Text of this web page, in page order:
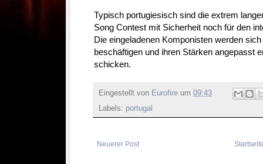
Typisch portugiesisch sind die extrem
Song Contest mit Sicherheit noch für den
Die eingeladenen Komponisten werden
beschäftigen und ihren Stärken angepasst
schicken.
Eingestellt von Eurofire um 09:43
Labels: portugal
Neuerer Post